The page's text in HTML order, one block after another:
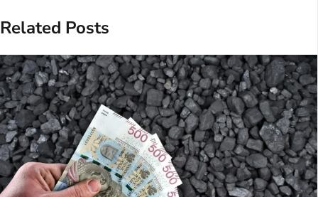
Related Posts